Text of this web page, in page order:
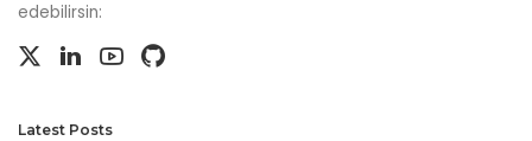
edebilirsin:
Latest Posts